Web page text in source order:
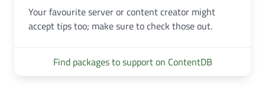
Your favourite server or content creator might
accept tips too; make sure to check those out.
Find packages to support on ContentDB